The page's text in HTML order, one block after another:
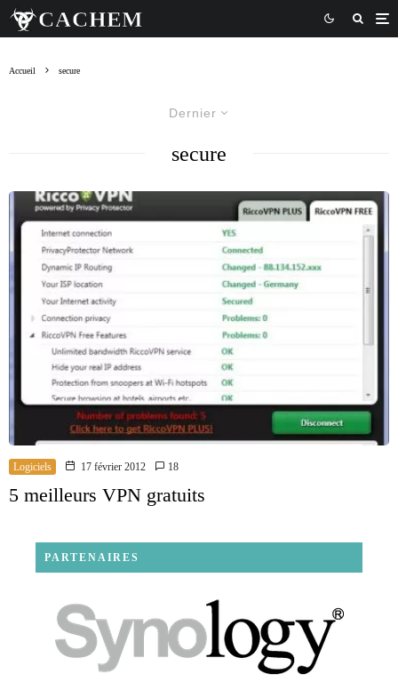
Accueil secure
Dernier
secure
Logiciels 17 février 2012 18
5 meilleurs VPN gratuits
PARTENAIRES